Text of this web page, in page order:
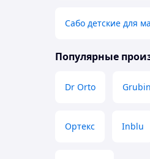
Сабо детские для
Популярные
Dr Orto Grubin
Ортекс Inblu